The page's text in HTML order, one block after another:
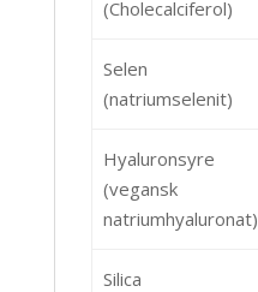
(Cholecalciferol)
Selen
(natriumselenit)
Hyaluronsyre
(vegansk
natriumhyaluronat)
Silica